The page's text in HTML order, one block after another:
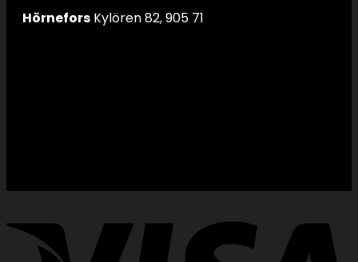
Hörnefors Kylören 82, 905 71